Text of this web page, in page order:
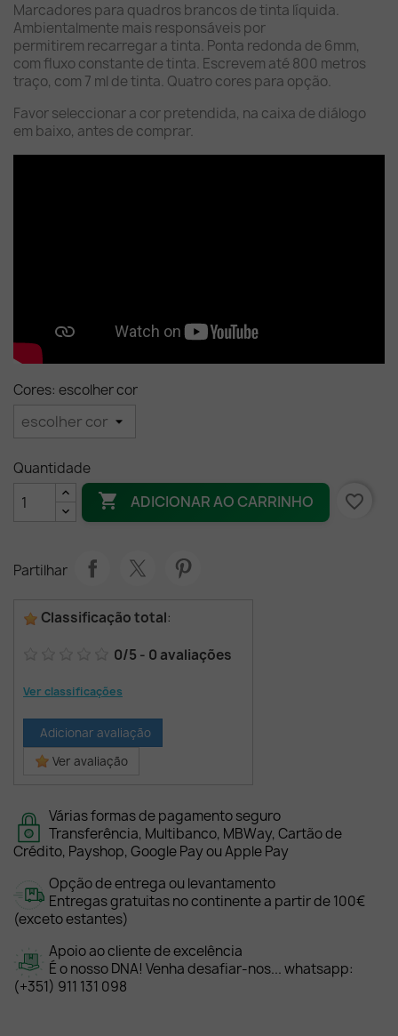
Marcadores para quadros brancos de tinta líquida.
Ambientalmente mais responsáveis por
permitirem recarregar a tinta. Ponta redonda de 6mm,
com fluxo constante de tinta. Escrevem até 800 metros
traço, com 7 ml de tinta. Quatro cores para opção.
Favor seleccionar a cor pretendida, na caixa de diálogo
em baixo, antes de comprar.
Cores: escolher cor
Quantidade
 ADICIONAR AO CARRINHO favorite_border
Partilhar
Classificação total:
0/5 - 0 avaliações
Ver classificações
Adicionar avaliação
Ver avaliação
Várias formas de pagamento seguro
Transferência, Multibanco, MBWay, Cartão de
Crédito, Payshop, Google Pay ou Apple Pay
Opção de entrega ou levantamento
Entregas gratuitas no continente a partir de 100€
(exceto estantes)
Apoio ao cliente de excelência
É o nosso DNA! Venha desafiar-nos... whatsapp:
(+351) 911 131 098